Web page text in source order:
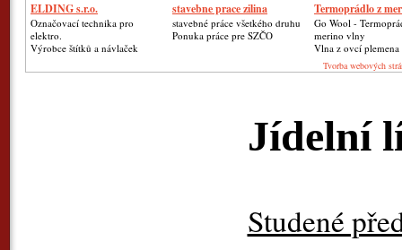
ELDING s.r.o.
Označovací technika pro
elektro.
Výrobce štítků a návlaček
stavebne prace zilina
stavebné práce všetkého druhu
Ponuka práce pre SZČO
Termoprádlo z
Go Wool -
merino vlny
Vlna z ovcí
Tvorba webových
Jídelní
Studené